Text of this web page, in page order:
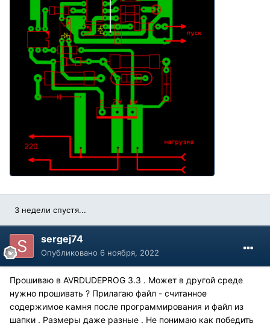
3 недели спустя...
sergej74
Опубликовано 6 ноября, 2022
Прошиваю в AVRDUDEPROG 3.3 . Может в другой среде
нужно прошивать ? Прилагаю файл - считанное
содержимое камня после программирования и файл из
шапки . Размеры даже разные . Не понимаю как победить